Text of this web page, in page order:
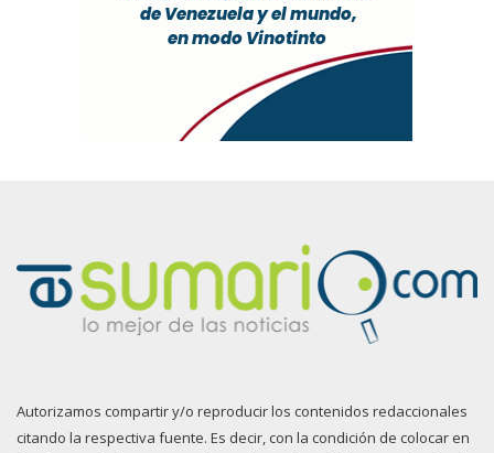
Autorizamos compartir y/o reproducir los contenidos redaccionales
citando la respectiva fuente. Es decir, con la condición de colocar en